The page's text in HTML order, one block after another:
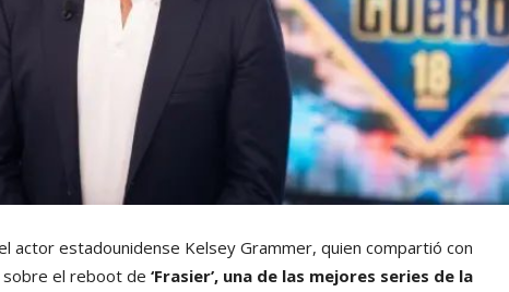
actor estadounidense Kelsey Grammer, quien compartió con
el reboot de ‘Frasier’, una de las mejores series de la